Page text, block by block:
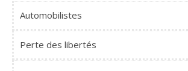
Automobilistes
Perte des libertés